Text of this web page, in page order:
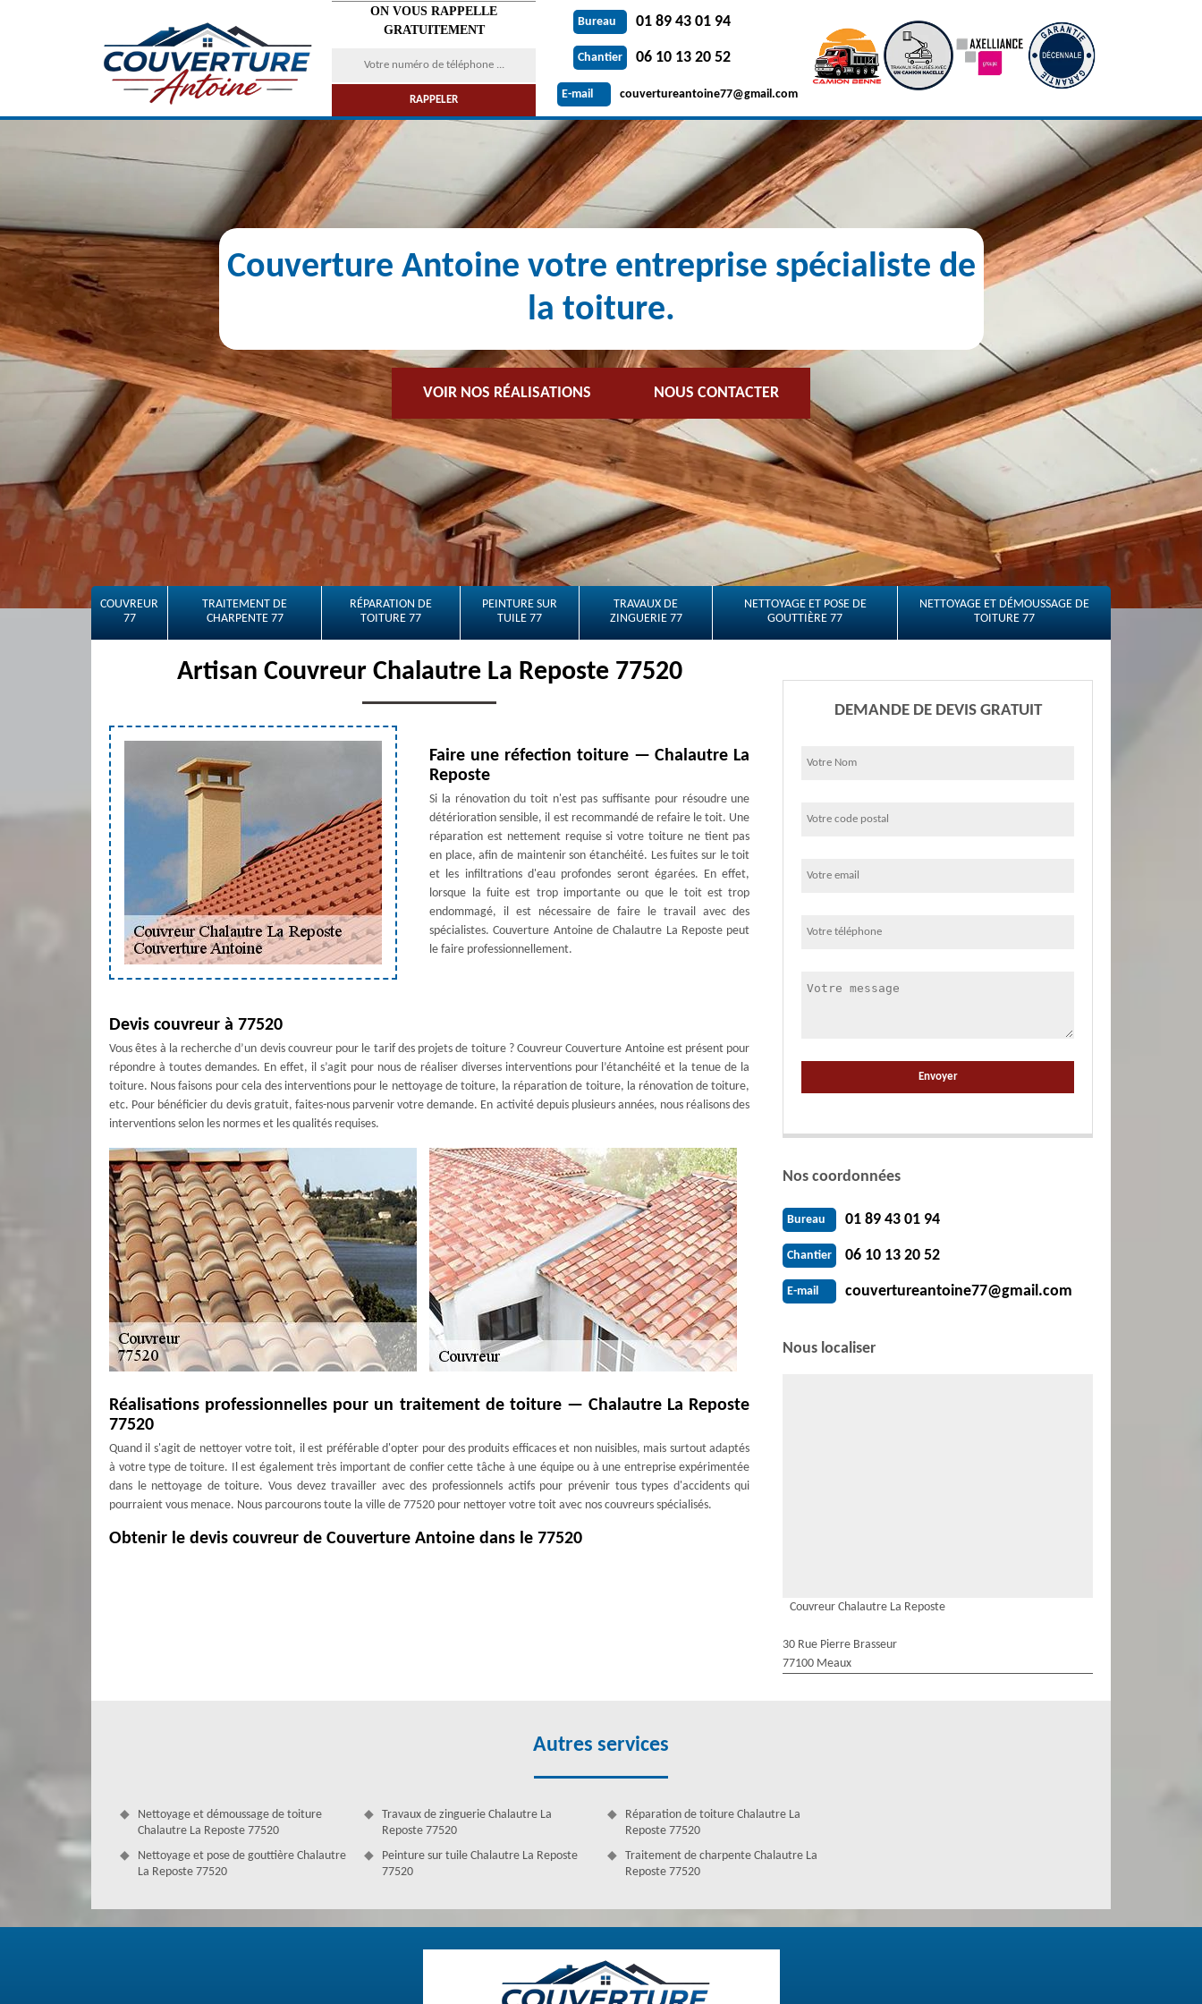
ON VOUS RAPPELLE
GRATUITEMENT
Bureau 01 89 43 01 94
Chantier 06 10 13 20 52
E-mail couvertureantoine77@gmail.com
Couverture Antoine votre entreprise spécialiste de
la toiture.
VOIR NOS RÉALISATIONS NOUS CONTACTER
COUVREUR
77
TRAITEMENT DE
CHARPENTE 77
RÉPARATION DE
TOITURE 77
PEINTURE SUR
TUILE 77
TRAVAUX DE
ZINGUERIE 77
NETTOYAGE ET POSE DE
GOUTTIÈRE 77
NETTOYAGE ET DÉMOUSSAGE DE
TOITURE 77
Artisan Couvreur Chalautre La Reposte 77520
Faire une réfection toiture — Chalautre La
Reposte
Si la rénovation du toit n'est pas suffisante pour résoudre une
détérioration sensible, il est recommandé de refaire le toit. Une
réparation est nettement requise si votre toiture ne tient pas
en place, afin de maintenir son étanchéité. Les fuites sur le toit
et les infiltrations d'eau profondes seront égarées. En effet,
lorsque la fuite est trop importante ou que le toit est trop
endommagé, il est nécessaire de faire le travail avec des
spécialistes. Couverture Antoine de Chalautre La Reposte peut
le faire professionnellement.
Devis couvreur à 77520
Vous êtes à la recherche d’un devis couvreur pour le tarif des projets de toiture ? Couvreur Couverture Antoine est présent pour
répondre à toutes demandes. En effet, il s’agit pour nous de réaliser diverses interventions pour l’étanchéité et la tenue de la
toiture. Nous faisons pour cela des interventions pour le nettoyage de toiture, la réparation de toiture, la rénovation de toiture,
etc. Pour bénéficier du devis gratuit, faites-nous parvenir votre demande. En activité depuis plusieurs années, nous réalisons des
interventions selon les normes et les qualités requises.
Réalisations professionnelles pour un traitement de toiture — Chalautre La Reposte
77520
Quand il s'agit de nettoyer votre toit, il est préférable d'opter pour des produits efficaces et non nuisibles, mais surtout adaptés
à votre type de toiture. Il est également très important de confier cette tâche à une équipe ou à une entreprise expérimentée
dans le nettoyage de toiture. Vous devez travailler avec des professionnels actifs pour prévenir tous types d'accidents qui
pourraient vous menace. Nous parcourons toute la ville de 77520 pour nettoyer votre toit avec nos couvreurs spécialisés.
Obtenir le devis couvreur de Couverture Antoine dans le 77520
A Chalautre La Reposte, Couverture Antoine est en mesure de mettre à votre profit la compétence de ses couvreurs afin
équipés et disposent des outillages de protection pour intervenir sans soucis. De plus, en engageant Couverture Antoine, vous
vous bénéficieriez d’un diagnostic et d’une évaluation gratuite afin de bien canaliser les méthodes à appliquer. Alors, si vous
avez l’intention de réaliser des travaux d’entretien, de la rénovation ou de la réparation de toiture dans le 77520, Couverture
DEMANDE DE DEVIS GRATUIT
Nos coordonnées
Bureau 01 89 43 01 94
Chantier 06 10 13 20 52
E-mail couvertureantoine77@gmail.com
Nous localiser
Couvreur Chalautre La Reposte
30 Rue Pierre Brasseur
77100 Meaux
Autres services
Nettoyage et démoussage de toiture
Chalautre La Reposte 77520
Nettoyage et pose de gouttière Chalautre
La Reposte 77520
Travaux de zinguerie Chalautre La
Reposte 77520
Peinture sur tuile Chalautre La Reposte
77520
Réparation de toiture Chalautre La
Reposte 77520
Traitement de charpente Chalautre La
Reposte 77520